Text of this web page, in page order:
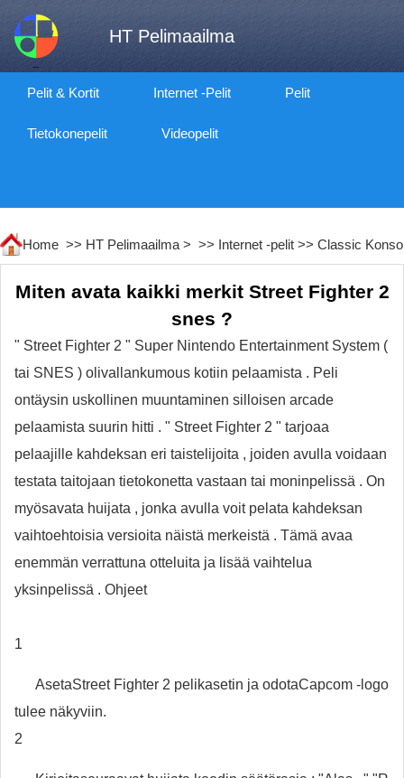
HT Pelimaailma
Pelit & Kortit Internet -pelit Pelit
Tietokonepelit Videopelit
Home >> HT Pelimaailma > >> Internet -pelit >> Classic
Miten avata kaikki merkit Street Fighter 2
snes ?
" Street Fighter 2 " Super Nintendo Entertainment System (
tai SNES ) olivallankumous kotiin pelaamista . Peli
ontäysin uskollinen muuntaminen silloisen arcade
pelaamista suurin hitti . " Street Fighter 2 " tarjoaa
pelaajille kahdeksan eri taistelijoita , joiden avulla voidaan
testata taitojaan tietokonetta vastaan ​​tai moninpelissä . On
myösavata huijata , jonka avulla voit pelata kahdeksan
vaihtoehtoisia versioita näistä merkeistä . Tämä avaa
enemmän verrattuna otteluita ja lisää vaihtelua
yksinpelissä . Ohjeet
1
AsetaStreet Fighter 2 pelikasetin ja odotaCapcom -logo
tulee näkyviin.
2